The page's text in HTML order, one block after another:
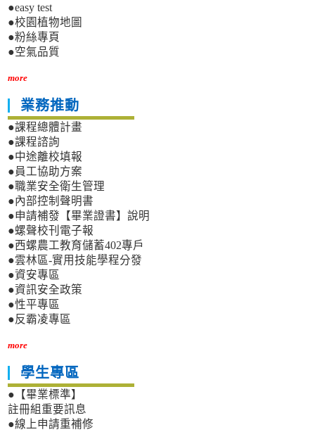
●easy test
●校園植物地圖
●粉絲專頁
●空氣品質
more
業務推動
●課程總體計畫
●課程諮詢
●中途離校填報
●員工協助方案
●職業安全衛生管理
●內部控制聲明書
●申請補發【畢業證書】說明
●螺聲校刊電子報
●西螺農工教育儲蓄402專戶
●雲林區-實用技能學程分發
●資安專區
●資訊安全政策
●性平專區
●反霸凌專區
more
學生專區
●【畢業標準】
註冊組重要訊息
●線上申請重補修